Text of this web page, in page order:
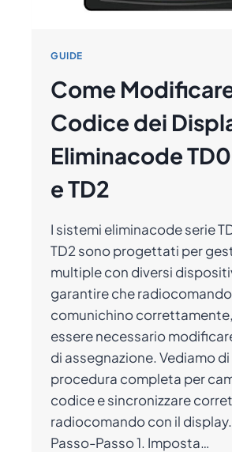
GUIDE
Come
Codice dei
Eliminacode
e TD2
I sistemi eliminacode serie
TD2 sono progettati per
multiple con diversi
garantire che
comunichino
essere necessario
di assegnazione. Vediamo
procedura completa per
codice e sincronizzare
radiocomando con il
Passo-Passo 1. Imposta…